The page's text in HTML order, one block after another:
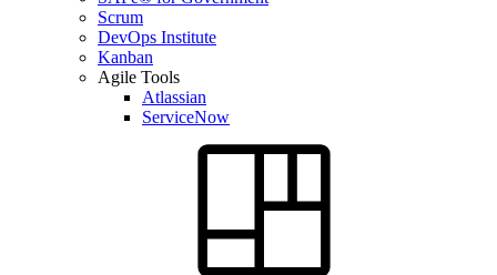
Scrum
DevOps Institute
Kanban
Agile Tools
Atlassian
ServiceNow